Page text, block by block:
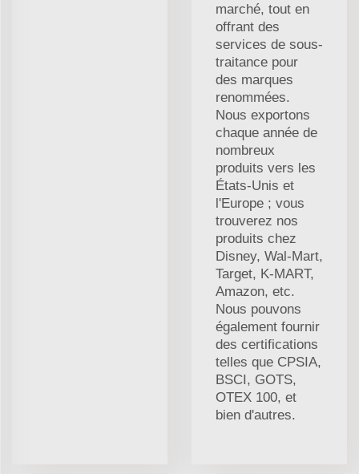
marché, tout en
offrant des
services de sous-
traitance pour
des marques
renommées.
Nous exportons
chaque année de
nombreux
produits vers les
États-Unis et
l'Europe ; vous
trouverez nos
produits chez
Disney, Wal-Mart,
Target, K-MART,
Amazon, etc.
Nous pouvons
également fournir
des certifications
telles que CPSIA,
BSCI, GOTS,
OTEX 100, et
bien d'autres.